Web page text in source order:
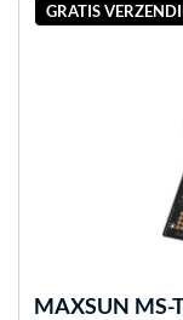
GRATIS
MAXSUN MS-